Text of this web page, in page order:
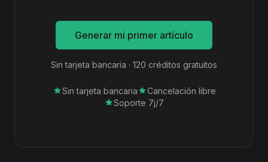
Generar mi primer artículo
Sin tarjeta bancaria · 120 créditos gratuitos
Sin tarjeta bancaria
Cancelación libre
Soporte 7j/7